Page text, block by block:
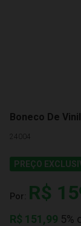
Boneco De
PREÇO
Por: R$
R$ 151,99 5%